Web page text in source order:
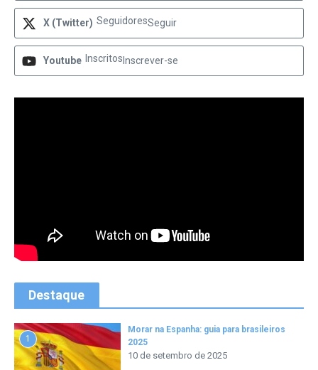
X (Twitter) SeguidoresSeguir
Youtube Inscritos Inscrever-se
Destaque
1
Morar na Espanha: guia para brasileiros
2025
10 de setembro de 2025